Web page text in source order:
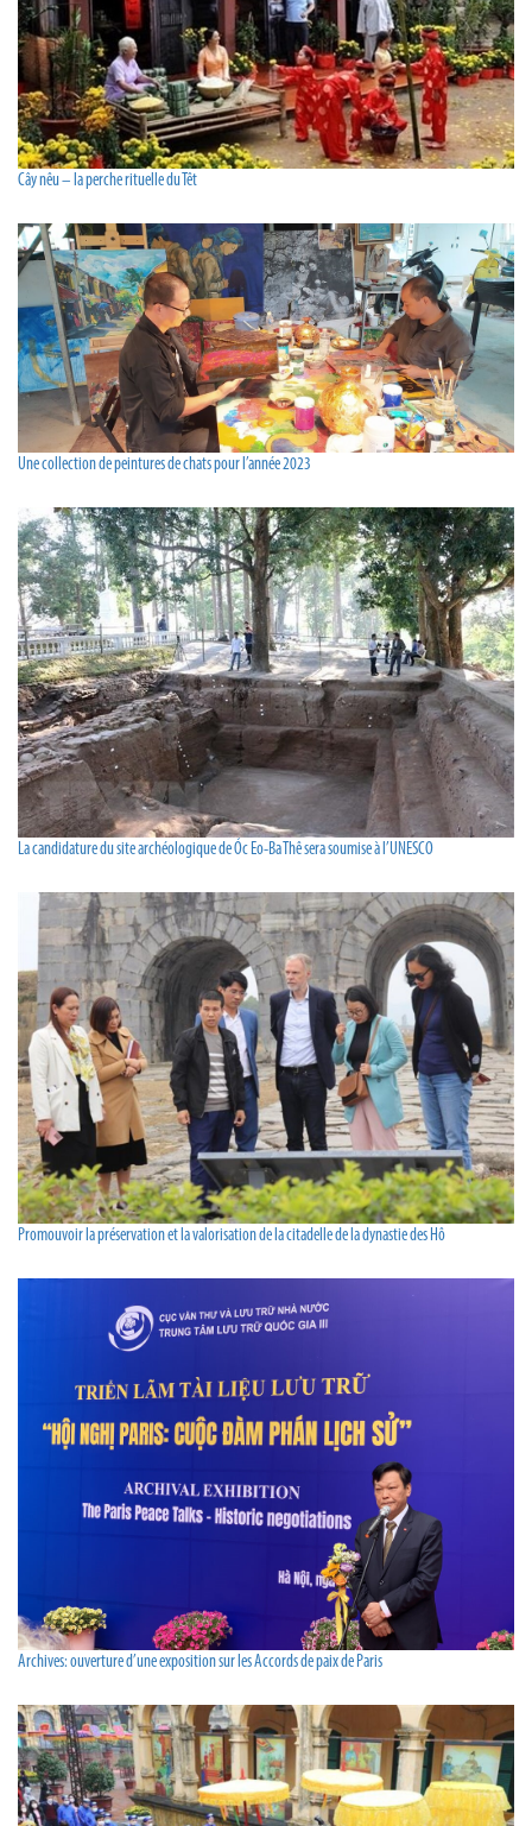
Cây nêu – la perche rituelle du Têt
Une collection de peintures de chats pour l’année 2023
La candidature du site archéologique de Óc Eo-Ba Thê sera soumise à l’UNESCO
Promouvoir la préservation et la valorisation de la citadelle de la dynastie des Hô
Archives: ouverture d’une exposition sur les Accords de paix de Paris